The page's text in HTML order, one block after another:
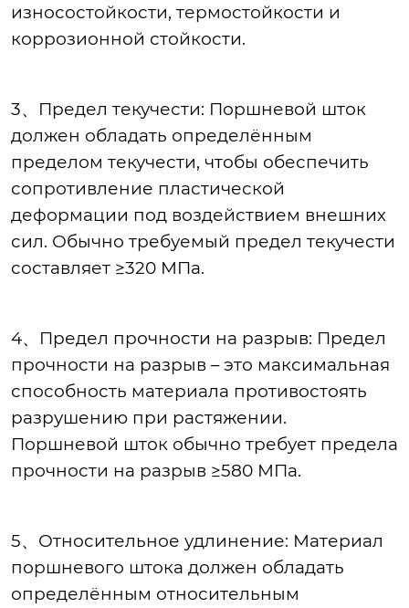
износостойкости, термостойкости и
коррозионной стойкости.
3、Предел текучести: Поршневой шток
должен обладать определённым
пределом текучести, чтобы обеспечить
сопротивление пластической
деформации под воздействием внешних
сил. Обычно требуемый предел текучести
составляет ≥320 МПа.
4、Предел прочности на разрыв: Предел
прочности на разрыв – это максимальная
способность материала противостоять
разрушению при растяжении.
Поршневой шток обычно требует предела
прочности на разрыв ≥580 МПа.
5、Относительное удлинение: Материал
поршневого штока должен обладать
определённым относительным